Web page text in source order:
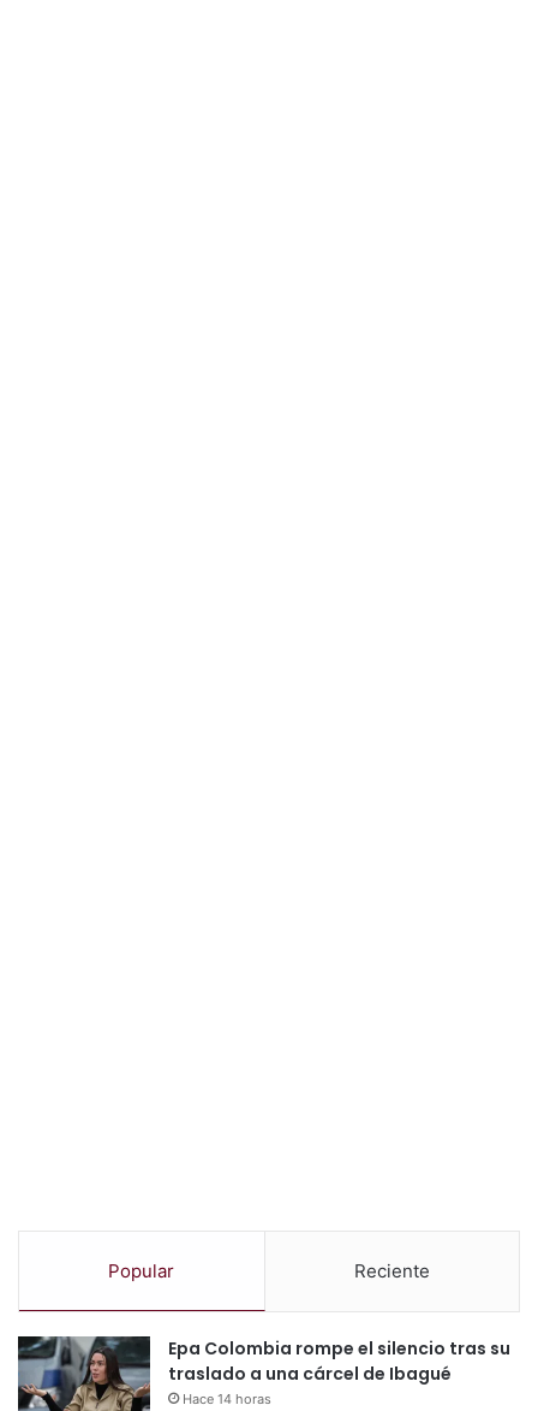
Popular Reciente
Epa Colombia rompe el silencio tras su
traslado a una cárcel de Ibagué
Hace 14 horas